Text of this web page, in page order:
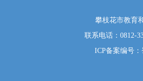
攀枝花市教育
联系电话：0812-
ICP备案编号：